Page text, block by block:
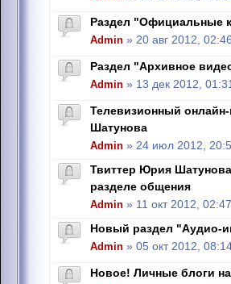
Раздел "Официальные
Admin » 20 авг 2012, 02:46
Раздел "Архивное
Admin » 13 дек 2012,
Телевизионный
Шатунова
Admin » 24 июл 2012,
Твиттер Юрия
разделе общения
Admin » 11 окт 2012, 02:47
Новый раздел "Аудио-
Admin » 05 окт 2012,
Новое! Личные блоги